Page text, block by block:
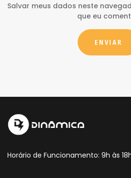
Salvar meus dados neste
que eu
Horário de Funcionamento: 9h às